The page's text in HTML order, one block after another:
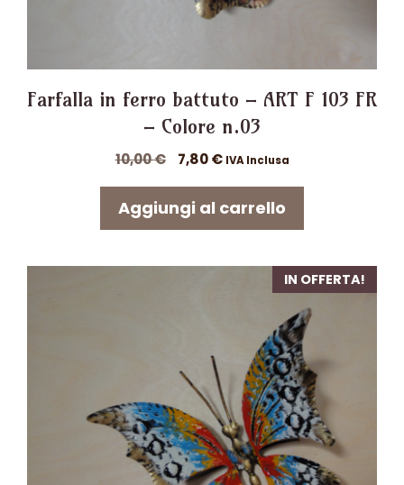
Farfalla in ferro battuto – ART F 103 FR
– Colore n.03
10,00€
Il
originale
era:
7,80€Il
attuale
IVA Inclusa
Aggiungi al carrello
IN OFFERTA!